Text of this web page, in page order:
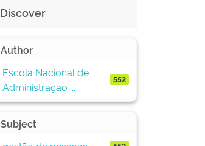
Discover
Author
Escola Nacional de
Administração ...
552
Subject